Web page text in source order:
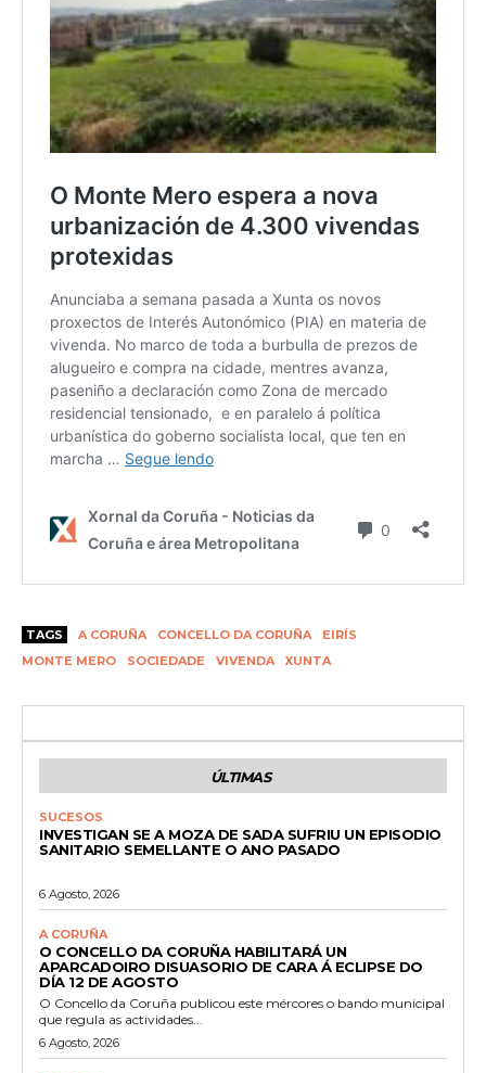
TAGS A CORUÑA CONCELLO DA CORUÑA
EIRÍS
MONTE MERO
SOCIEDADE VIVENDA XUNTA
ÚLTIMAS
SUCESOS
INVESTIGAN SE A MOZA DE SADA SUFRIU UN EPISODIO
SANITARIO SEMELLANTE O ANO PASADO
6 Agosto, 2026
A CORUÑA
O CONCELLO DA CORUÑA HABILITARÁ UN
APARCADOIRO DISUASORIO DE CARA Á ECLIPSE DO
DÍA 12 DE AGOSTO
O Concello da Coruña publicou este mércores o bando municipal
que regula as actividades...
6 Agosto, 2026